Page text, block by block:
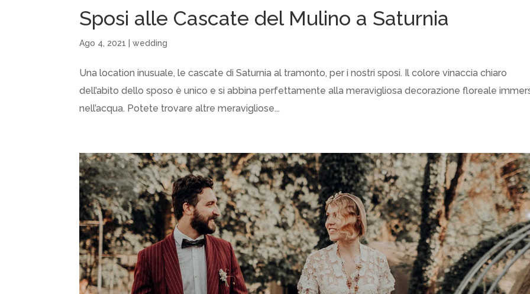
Sposi alle Cascate del Mulino a Saturnia
Ago 4, 2021 |wedding
Una location inusuale, le cascate di Saturnia al tramonto, per i nostri sposi. Il colore vinaccia chiaro
dell’abito dello sposo è unico e si abbina perfettamente alla meravigliosa decorazione floreale
nell’acqua. Potete trovare altre meravigliose...